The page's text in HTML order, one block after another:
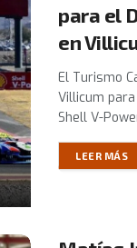
para el
en
El Turismo
Villicum
Shell V-
LEER MÁS